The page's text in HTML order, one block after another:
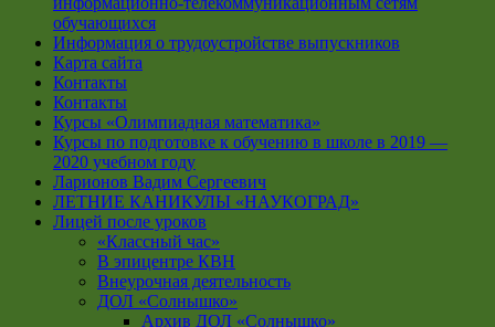
обучающихся
Информация о трудоустройстве выпускников
Карта сайта
Контакты
Контакты
Курсы «Олимпиадная математика»
Курсы по подготовке к обучению в школе в 2019 —
2020 учебном году
Ларионов Вадим Сергеевич
ЛЕТНИЕ КАНИКУЛЫ «НАУКОГРАД»
Лицей после уроков
«Классный час»
В эпицентре КВН
Внеурочная деятельность
ДОЛ «Солнышко»
Архив ДОЛ «Солнышко»